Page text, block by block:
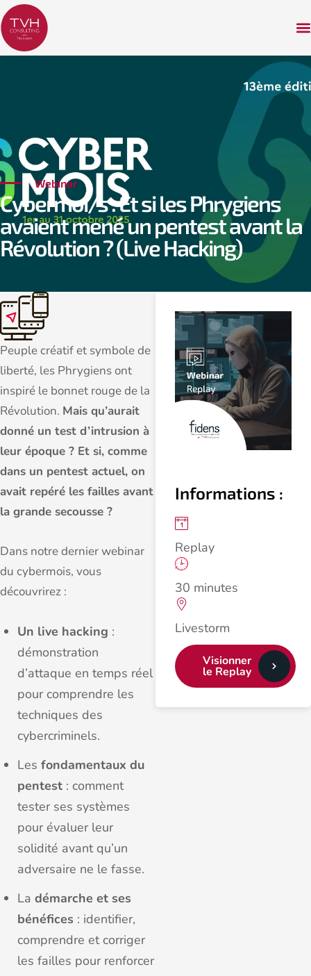
Webinar
Cybermoi/s : Et si les Phrygiens
avaient mené un pentest avant la
Révolution ? (Live Hacking)
Peuple créatif et symbole de
liberté, les Phrygiens ont
inspiré le bonnet rouge de la
Révolution. Mais qu’aurait
donné un test d’intrusion à
leur époque ? Et si, comme
dans un pentest actuel, on
avait repéré les failles avant
la grande secousse ?
Dans notre dernier webinar
du cybermois, vous
découvrirez :
Un live hacking :
démonstration
d’attaque en temps réel
pour comprendre les
techniques des
cybercriminels.
Les fondamentaux du
pentest : comment
tester ses systèmes
pour évaluer leur
solidité avant qu’un
adversaire ne le fasse.
La démarche et ses
bénéfices : identifier,
comprendre et corriger
les failles pour renforcer
Informations :
Replay
30 minutes
Livestorm
Visionner
le Replay